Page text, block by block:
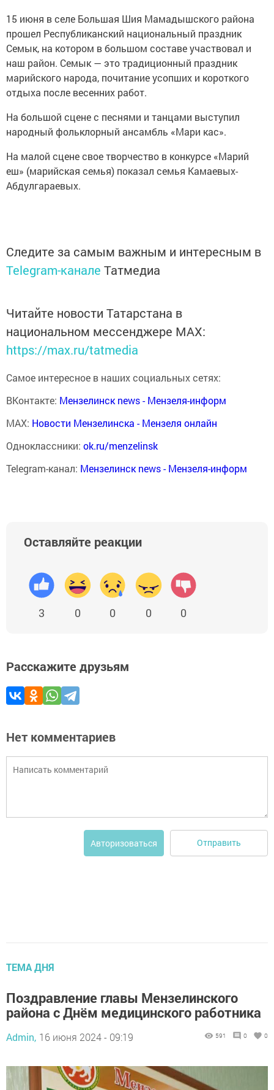
15 июня в селе Большая Шия Мамадышского района
прошел Республиканский национальный праздник
Семык, на котором в большом составе участвовал и
наш район. Семык — это традиционный праздник
марийского народа, почитание усопших и короткого
отдыха после весенних работ.
На большой сцене с песнями и танцами выступил
народный фольклорный ансамбль «Мари кас».
На малой сцене свое творчество в конкурсе «Марий
еш» (марийская семья) показал семья Камаевых-
Абдулгараевых.
Следите за самым важным и интересным в
Telegram-канале Татмедиа
Читайте новости Татарстана в
национальном мессенджере MАХ:
https://max.ru/tatmedia
Самое интересное в наших социальных сетях:
ВКонтакте: Мензелинск news - Мензеля-информ
MAX: Новости Мензелинска - Мензеля онлайн
Одноклассники: ok.ru/menzelinsk
Telegram-канал: Мензелинск news - Мензеля-информ
Оставляйте реакции
3 0 0 0 0
Расскажите друзьям
Нет комментариев
Авторизоваться Отправить
ТЕМА ДНЯ
Поздравление главы Мензелинского
района с Днём медицинского работника
Admin, 16 июня 2024 - 09:19 591 0 0